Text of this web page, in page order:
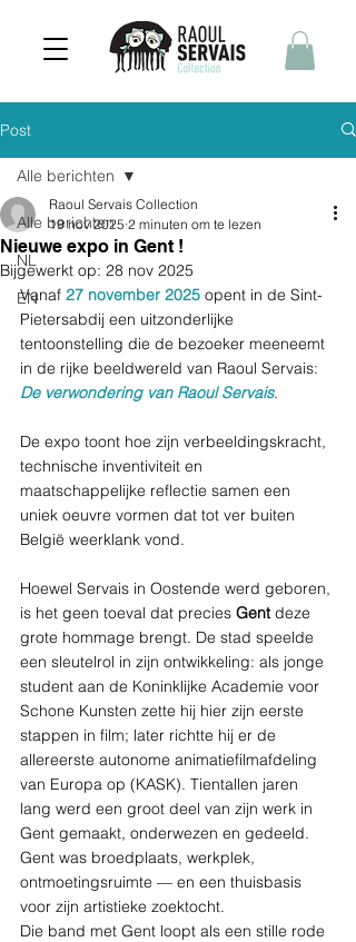
Post
Alle berichten
NL
EN
Alle berichten
Nieuwe expo in Gent !
Raoul Servais Collection
19 nov 2025 2 minuten om te lezen
Bijgewerkt op: 28 nov 2025
Vanaf 27 november 2025 opent in de Sint-
Pietersabdij een uitzonderlijke
tentoonstelling die de bezoeker meeneemt
in de rijke beeldwereld van Raoul Servais:
De verwondering van Raoul Servais.
De expo toont hoe zijn verbeeldingskracht,
technische inventiviteit en
maatschappelijke reflectie samen een
uniek oeuvre vormen dat tot ver buiten
België weerklank vond.
Hoewel Servais in Oostende werd geboren,
is het geen toeval dat precies Gent deze
grote hommage brengt. De stad speelde
een sleutelrol in zijn ontwikkeling: als jonge
student aan de Koninklijke Academie voor
Schone Kunsten zette hij hier zijn eerste
stappen in film; later richtte hij er de
allereerste autonome animatiefilmafdeling
van Europa op (KASK). Tientallen jaren
lang werd een groot deel van zijn werk in
Gent gemaakt, onderwezen en gedeeld.
Gent was broedplaats, werkplek,
ontmoetingsruimte — en een thuisbasis
voor zijn artistieke zoektocht.
Die band met Gent loopt als een stille rode